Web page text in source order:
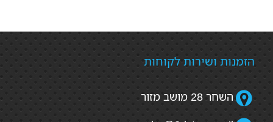
הזמנות ושירות לקוחות
השחר 28 מושב מזור